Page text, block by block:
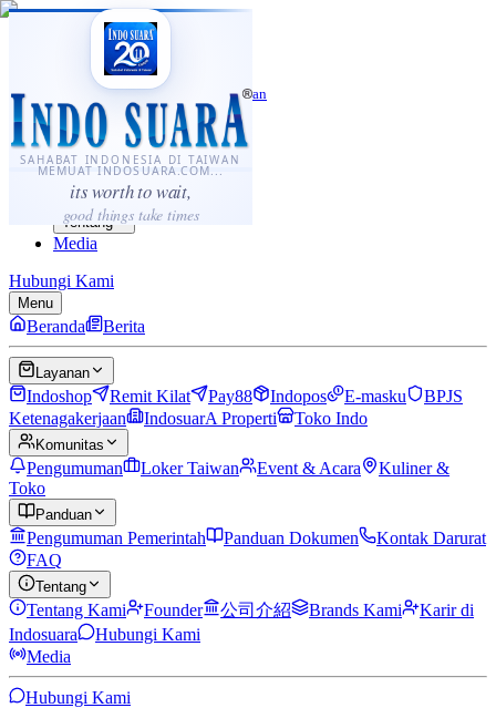
SAHABAT INDONESIA DI TAIWAN
MEMUAT INDOSUARA.COM...
its worth to wait,
good things take times
·...
⌘K
Sahabat Indonesia di Taiwan
Berita
Layanan
Komunitas
Panduan
Tentang
Media
Hubungi Kami
Menu
Beranda Berita
Layanan
Indoshop Remit Kilat Pay88 Indopos E-masku
BPJS
Ketenagakerjaan
IndosuarA Properti Toko Indo
Komunitas
Pengumuman Loker Taiwan Event & Acara
Kuliner &
Toko
Panduan
Pengumuman Pemerintah Panduan Dokumen
Kontak Darurat
FAQ
Tentang
Tentang Kami Founder 公司介紹 Brands Kami
Karir di
Indosuara
Hubungi Kami
Media
Hubungi Kami